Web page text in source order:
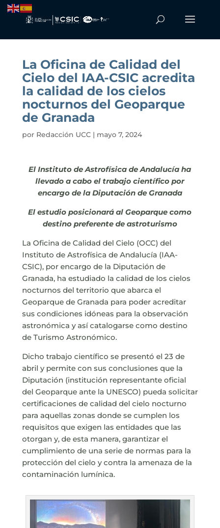
La Oficina de Calidad del
Cielo del IAA-CSIC acredita
la calidad de los cielos
nocturnos del Geoparque
de Granada
por Redacción UCC| mayo 7, 2024
El Instituto de Astrofísica de Andalucía ha
llevado a cabo el trabajo científico por
encargo de la Diputación de Granada
El estudio posicionará al Geoparque como
destino preferente de astroturismo
La Oficina de Calidad del Cielo (OCC) del
Instituto de Astrofísica de Andalucía (IAA-
CSIC), por encargo de la Diputación de
Granada, ha estudiado la calidad de los cielos
nocturnos del territorio que abarca el
Geoparque de Granada para poder acreditar
sus condiciones idóneas para la observación
astronómica y así catalogarse como destino
de Turismo Astronómico.
Dicho trabajo científico se presentó el 23 de
abril y permite con sus conclusiones que la
Diputación (institución representante oficial
del Geoparque ante la UNESCO) pueda solicitar
certificaciones de calidad del cielo nocturno
para aquellas zonas donde se cumplen los
requisitos que exigen las entidades que las
otorgan y, de esta manera, garantizar el
cumplimiento de una serie de normas para la
protección del cielo y contra la amenaza de la
contaminación lumínica.